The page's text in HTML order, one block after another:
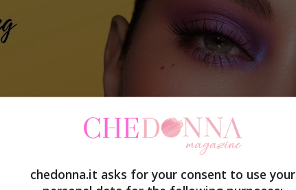
chedonna.it asks for your consent to use your